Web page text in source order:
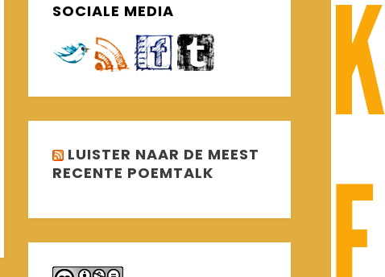
SOCIALE MEDIA
LUISTER NAAR DE MEEST
RECENTE POEMTALK